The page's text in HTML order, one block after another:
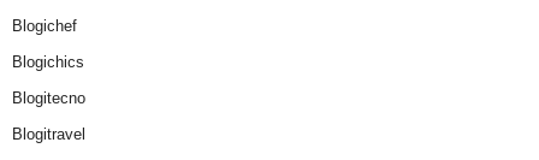
Blogichef
Blogichics
Blogitecno
Blogitravel